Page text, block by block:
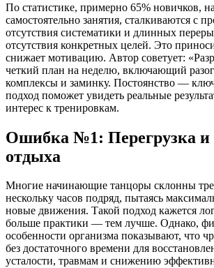
По статистике, примерно 65% новичков,
самостоятельно занятия, сталкиваются с
отсутствия систематики и длинных
отсутствия конкретных целей. Это
снижает мотивацию. Автор советует:
четкий план на неделю, включающий
комплексы и заминку. Постоянство —
подход поможет увидеть реальные
интерес к тренировкам.
Ошибка №1: Перегрузка и
отдыха
Многие начинающие танцоры склонны
нескольку часов подряд, пытаясь
новые движения. Такой подход кажется
больше практики — тем лучше. Однако,
особенности организма показывают, что
без достаточного времени для
усталости, травмам и снижению